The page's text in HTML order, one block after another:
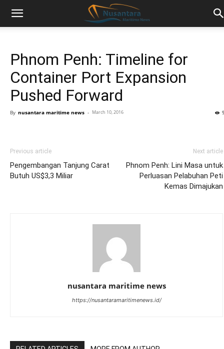
Phnom Penh: Timeline for
Container Port Expansion
Pushed Forward
By nusantara maritime news - March 10, 2016
Previous article
Pengembangan Tanjung Carat
Butuh US$3,3 Miliar
Next article
Phnom Penh: Lini Masa untuk
Perluasan Pelabuhan Peti
Kemas Dimajukan
nusantara maritime news
https://nusantaramaritimenews.id/